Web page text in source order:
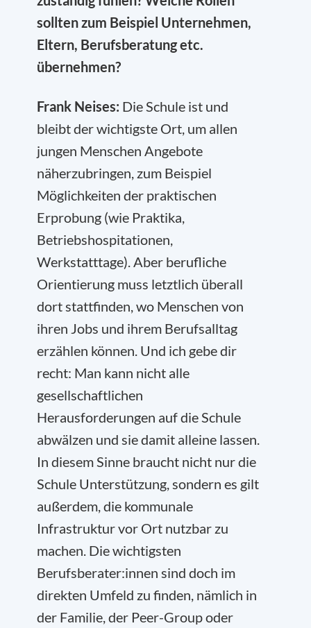
sollten zum Beispiel Unternehmen,
Eltern, Berufsberatung etc.
übernehmen?
Frank Neises: Die Schule ist und
bleibt der wichtigste Ort, um allen
jungen Menschen Angebote
näherzubringen, zum Beispiel
Möglichkeiten der praktischen
Erprobung (wie Praktika,
Betriebshospitationen,
Werkstatttage). Aber berufliche
Orientierung muss letztlich überall
dort stattfinden, wo Menschen von
ihren Jobs und ihrem Berufsalltag
erzählen können. Und ich gebe dir
recht: Man kann nicht alle
gesellschaftlichen
Herausforderungen auf die Schule
abwälzen und sie damit alleine lassen.
In diesem Sinne braucht nicht nur die
Schule Unterstützung, sondern es gilt
außerdem, die kommunale
Infrastruktur vor Ort nutzbar zu
machen. Die wichtigsten
Berufsberater:innen sind doch im
direkten Umfeld zu finden, nämlich in
der Familie, der Peer-Group oder